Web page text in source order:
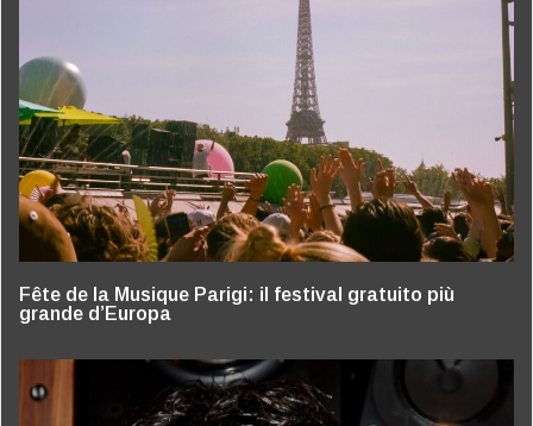
Fête de la Musique Parigi: il festival gratuito più
grande d’Europa